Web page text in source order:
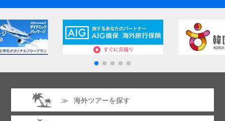
海外ツアーを探す